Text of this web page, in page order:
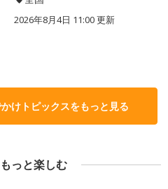
2026年8月4日 11:00更新
けトピックスをもっと見る
っと楽しむ